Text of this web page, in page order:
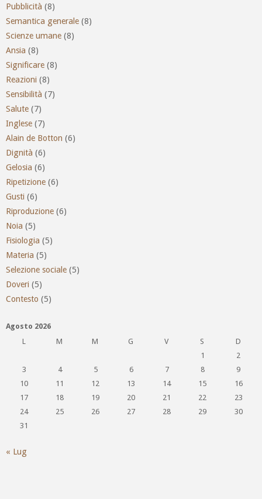
Pubblicità (8)
Semantica generale (8)
Scienze umane (8)
Ansia (8)
Significare (8)
Reazioni (8)
Sensibilità (7)
Salute (7)
Inglese (7)
Alain de Botton (6)
Dignità (6)
Gelosia (6)
Ripetizione (6)
Gusti (6)
Riproduzione (6)
Noia (5)
Fisiologia (5)
Materia (5)
Selezione sociale (5)
Doveri (5)
Contesto (5)
Agosto 2026
L
M M G V S
D
1
2
3
4 5 6 7 8
9
10
11 12 13 14 15
16
17
18 19 20 21 22
23
24
25 26 27 28 29
30
31
« Lug